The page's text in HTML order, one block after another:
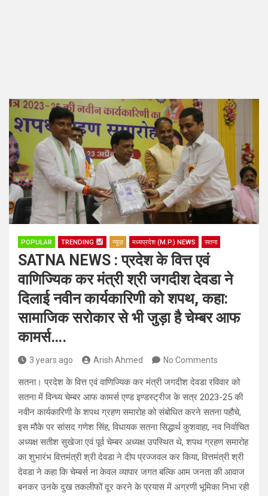
POPULAR TRENDING न्यूज़ मध्यप्रदेश (M.P.) NEWS सतना
SATNA NEWS : प्रदेश के वित्त एवं
वाणिज्यिक कर मंत्री श्री जगदीश देवडा ने
दिलाई नवीन कार्यकारिणी को शपथ, कहा:
सामाजिक सरोकार से भी जुड़ा है चेम्बर आफ
कामर्स….
3 years ago Arish Ahmed No Comments
सतना। प्रदेश के वित्त एवं वाणिज्यिक कर मंत्री जगदीश देवडा रविवार को
सतना में विन्ध्य चेम्बर आफ कामर्स एण्ड इण्डस्ट्रीज के सत्र 2023-25 की
नवीन कार्यकारिणी के शपथ ग्रहण समारोह को संबोधित करने सतना पहौचे,
इस मौके पर सांसद गणेश सिंह, विधायक सतना सिद्धार्थ कुशवाहा, नव निर्वाचित
अध्यक्ष सतीश सुखेजा एवं पूर्व चेम्बर अध्यक्ष उपस्थित थे, शपथ ग्रहण समारोह
का शुभारंभ वित्तमंत्री श्री देवडा ने दीप प्रज्जवल कर किया, वित्तमंत्री श्री
देवडा ने कहा कि चेम्बर्स ना केवल व्यापार जगत बल्कि आम जनता की आवाज
बनकर उनके दुख तकलीफों दूर करने के प्रयास में अग्रणी भूमिका निभा रही